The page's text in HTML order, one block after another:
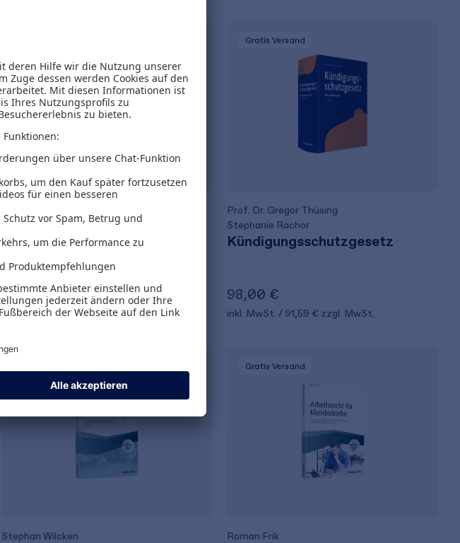
Crashkurs Arbeitsrecht für
Führungskräfte
39,99 €
inkl. MwSt. 37,37 €zzgl. MwSt.
Gratis Versand
Prof. Dr. Gregor Thüsing
Stephanie Rachor
Kündigungsschutzgesetz
98,00 €
inkl. MwSt. 91,59 € zzgl. MwSt.
Stephan Wilcken
Gratis Versand
Roman Frik